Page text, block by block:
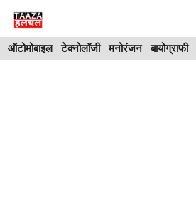
Skip
content
ऑटोमोबाइल टेक्नोलॉजी मनोरंजन बायोग्राफी